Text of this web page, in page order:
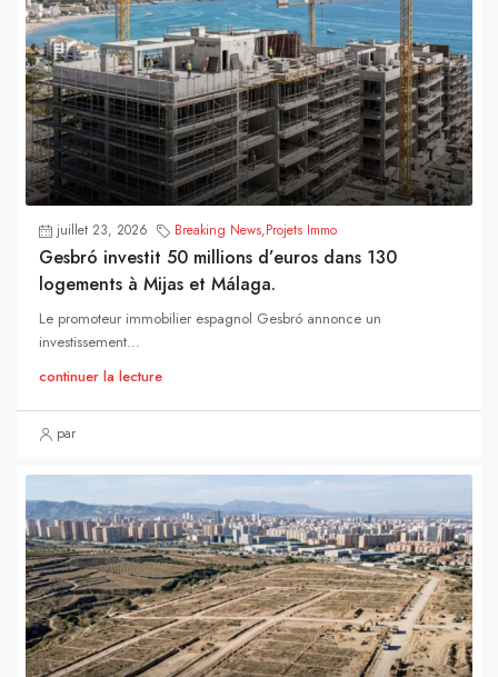
juillet 23, 2026 Breaking News,Projets Immo
Gesbró investit 50 millions d’euros dans 130
logements à Mijas et Málaga.
Le promoteur immobilier espagnol Gesbró annonce un
investissement...
continuer la lecture
par